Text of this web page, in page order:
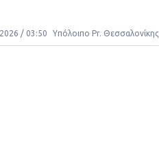
/ 03:50 Υπόλοιπο Pr. Θεσσαλονίκης